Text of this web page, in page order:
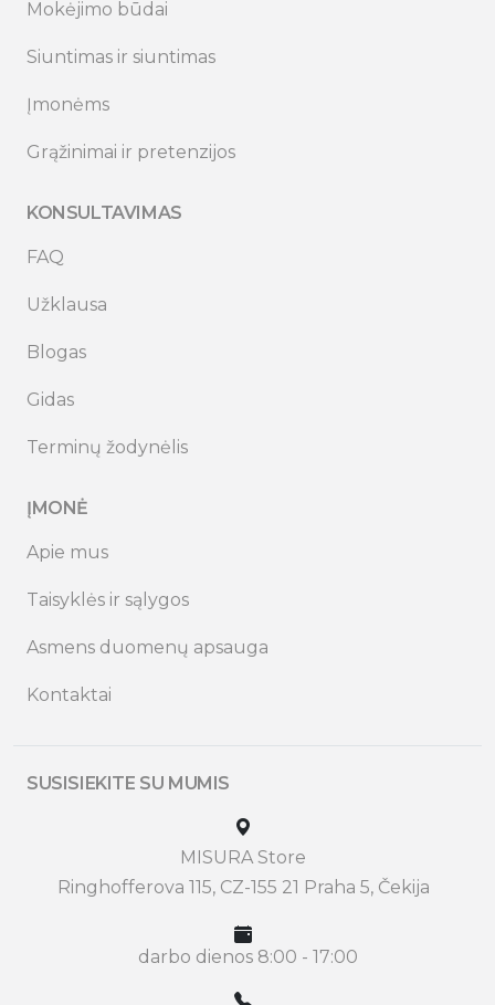
Mokėjimo būdai
Siuntimas ir siuntimas
Įmonėms
Grąžinimai ir pretenzijos
KONSULTAVIMAS
FAQ
Užklausa
Blogas
Gidas
Terminų žodynėlis
ĮMONĖ
Apie mus
Taisyklės ir sąlygos
Asmens duomenų apsauga
Kontaktai
SUSISIEKITE SU MUMIS
MISURA Store
Ringhofferova 115, CZ-155 21 Praha 5, Čekija
darbo dienos 8:00 - 17:00